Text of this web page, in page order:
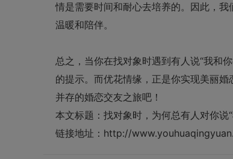
情是需要时间和耐心去培养的。因此，
温暖和陪伴。
总之，当你在找对象时遇到有人说“我和
的提示。而优花情缘 ，正是你实现美丽
并存的婚恋交友之旅吧！
本文标题： 找对象时，为何总有人对你说
链接地址： http://